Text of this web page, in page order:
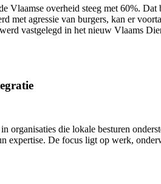
Vlaamse overheid steeg met 60%. Dat
met agressie van burgers, kan er
vastgelegd in het nieuw Vlaams
die lokale besturen
expertise. De focus ligt op werk,